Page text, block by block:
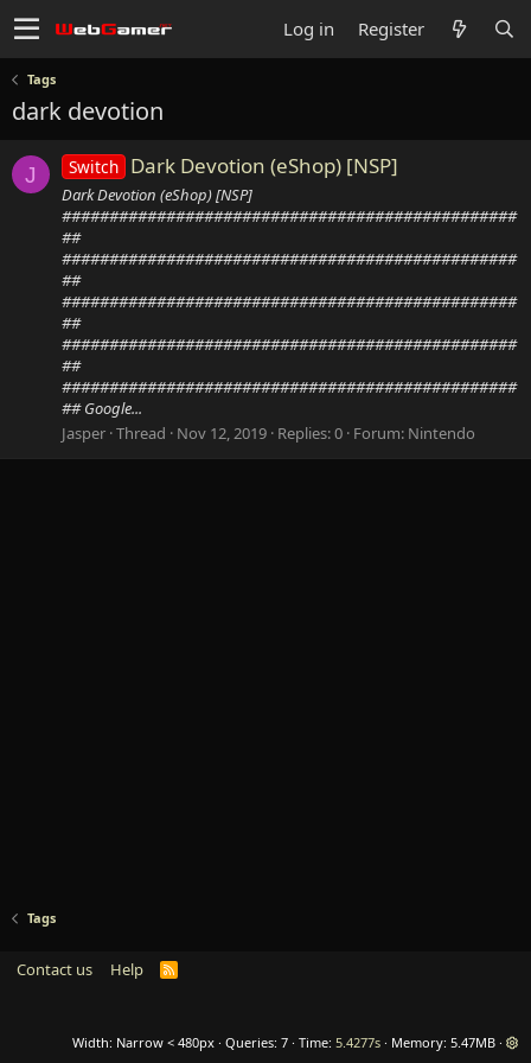
Log in Register
Tags
dark devotion
J Switch Dark Devotion (eShop) [NSP]
Dark Devotion (eShop) [NSP]
################################################
##
################################################
##
################################################
##
################################################
##
################################################
## Google...
Jasper Thread Nov 12, 2019 Replies: 0 Forum: Nintendo
Tags
Contact us Help
R
Width Queries 7 Time 5.4277s Memory 5.47MB